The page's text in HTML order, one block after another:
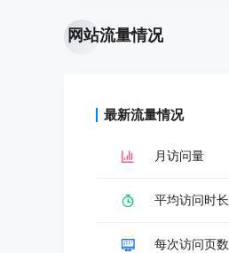
网站流量情况
最新流量情况
月访问量
平均访问时长
每次访问页数